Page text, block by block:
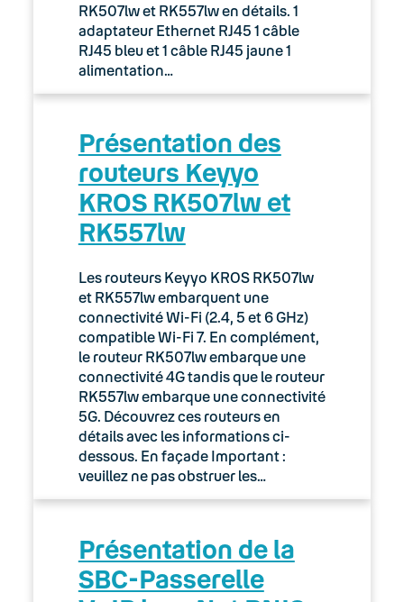
RK507lw et RK557lw en détails. 1
adaptateur Ethernet RJ45 1 câble
RJ45 bleu et 1 câble RJ45 jaune 1
alimentation…
Présentation des
routeurs Keyyo
KROS RK507lw et
RK557lw
Les routeurs Keyyo KROS RK507lw
et RK557lw embarquent une
connectivité Wi-Fi (2.4, 5 et 6 GHz)
compatible Wi-Fi 7. En complément,
le routeur RK507lw embarque une
connectivité 4G tandis que le routeur
RK557lw embarque une connectivité
5G. Découvrez ces routeurs en
détails avec les informations ci-
dessous. En façade Important :
veuillez ne pas obstruer les…
Présentation de la
SBC-Passerelle